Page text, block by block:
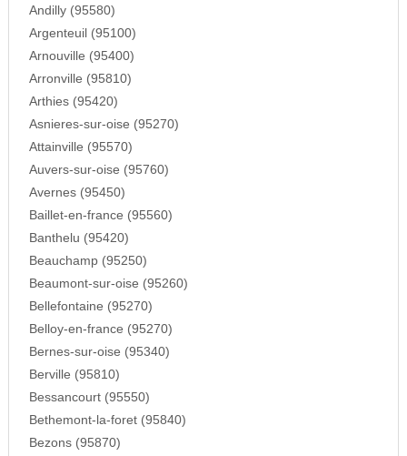
Andilly (95580)
Argenteuil (95100)
Arnouville (95400)
Arronville (95810)
Arthies (95420)
Asnieres-sur-oise (95270)
Attainville (95570)
Auvers-sur-oise (95760)
Avernes (95450)
Baillet-en-france (95560)
Banthelu (95420)
Beauchamp (95250)
Beaumont-sur-oise (95260)
Bellefontaine (95270)
Belloy-en-france (95270)
Bernes-sur-oise (95340)
Berville (95810)
Bessancourt (95550)
Bethemont-la-foret (95840)
Bezons (95870)